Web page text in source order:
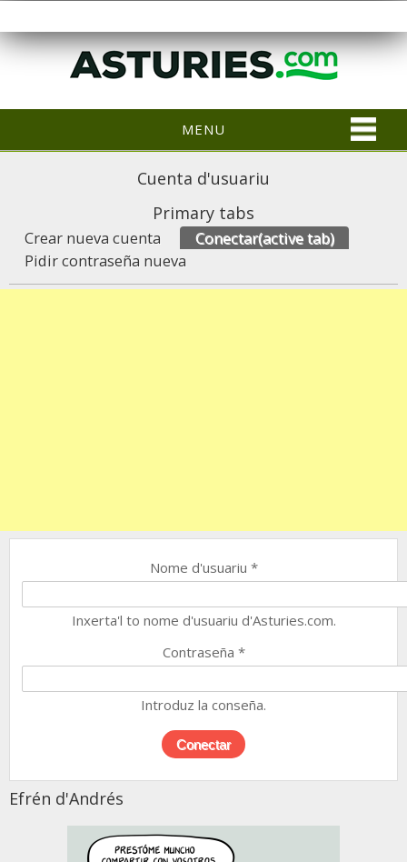
MENU
Cuenta d'usuariu
Primary tabs
Crear nueva cuenta Conectar(active tab)
Pidir contraseña nueva
Nome d'usuariu *
Inxerta'l to nome d'usuariu d'Asturies.com.
Contraseña *
Introduz la conseña.
Efrén d'Andrés